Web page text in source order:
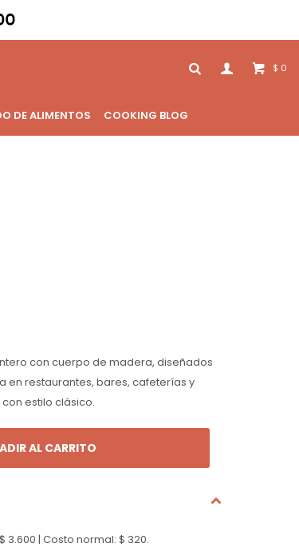
DE ALIMENTOS COOKING BLOG
$ 0
con cuerpo de madera, diseñados
en restaurantes, bares, cafeterías y
estilo clásico.
AL CARRITO
3.600 | Costo normal: $ 320.